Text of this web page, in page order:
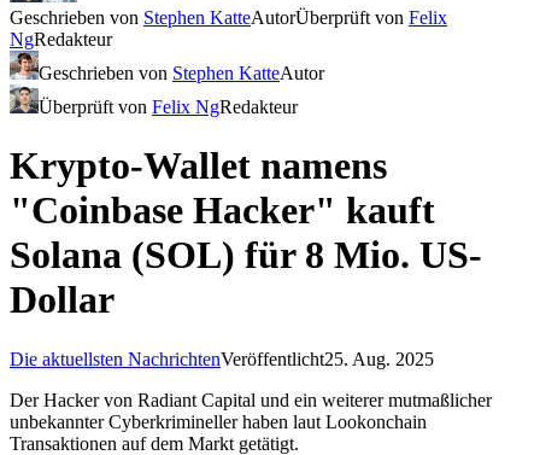
Geschrieben von Stephen KatteAutorÜberprüft von Felix
NgRedakteur
Geschrieben von Stephen KatteAutor
Überprüft von Felix NgRedakteur
Krypto-Wallet namens
"Coinbase Hacker" kauft
Solana (SOL) für 8 Mio. US-
Dollar
Die aktuellsten NachrichtenVeröffentlicht25. Aug. 2025
Der Hacker von Radiant Capital und ein weiterer mutmaßlicher
unbekannter Cyberkrimineller haben laut Lookonchain
Transaktionen auf dem Markt getätigt.